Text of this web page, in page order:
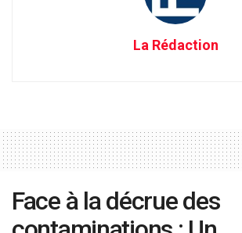
La Rédaction
Face à la décrue des